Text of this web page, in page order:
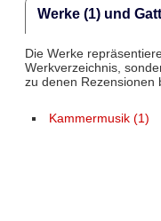
Werke (1) und
Die Werke
Werkverzeichnis,
zu denen Rezensionen
Kammermusik (1)